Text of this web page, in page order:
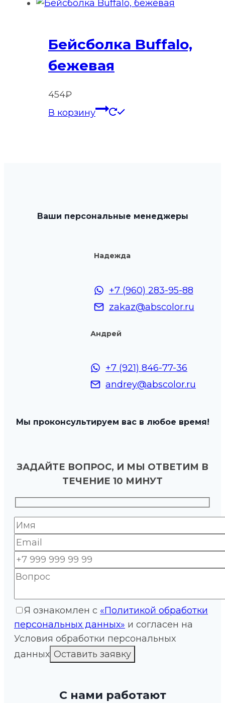
Бейсболка Buffalo,
бежевая
454₽
В корзину
Ваши персональные менеджеры
Надежда
+7 (960) 283-95-88
zakaz@abscolor.ru
Андрей
+7 (921) 846-77-36
andrey@abscolor.ru
Мы проконсультируем вас в любое время!
ЗАДАЙТЕ ВОПРОС, И МЫ ОТВЕТИМ В
ТЕЧЕНИЕ 10 МИНУТ
Я ознакомлен с «Политикой обработки
персональных данных» и согласен на
Условия обработки персональных
данных
С нами работают